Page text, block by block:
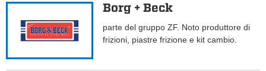
Borg + Beck
parte del gruppo ZF. Noto produttore di
frizioni, piastre frizione e kit cambio.